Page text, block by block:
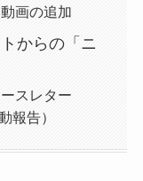
画の追加
からの「ニ
スレター
報告）